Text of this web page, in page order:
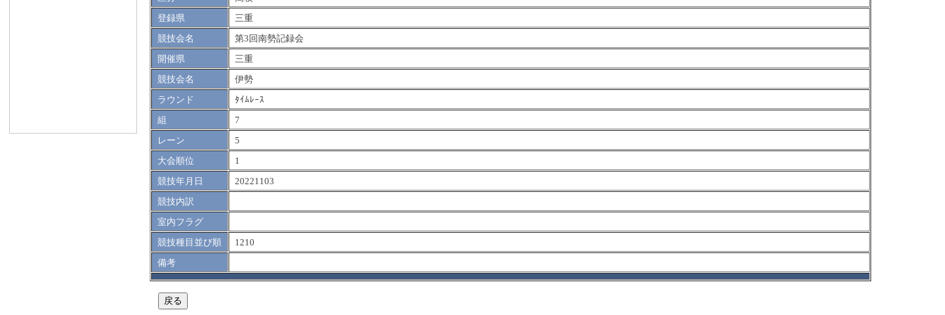
登録県
三重
競技会名
第3回南勢記録会
開催県
三重
競技会名
伊勢
ラウンド
ﾀｲﾑﾚｰｽ
組
7
レーン
5
大会順位
1
競技年月日
20221103
競技内訳
室内フラグ
競技種目並び順
1210
備考